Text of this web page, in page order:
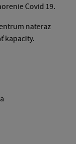
Covid 19.
nateraz
kapacity.